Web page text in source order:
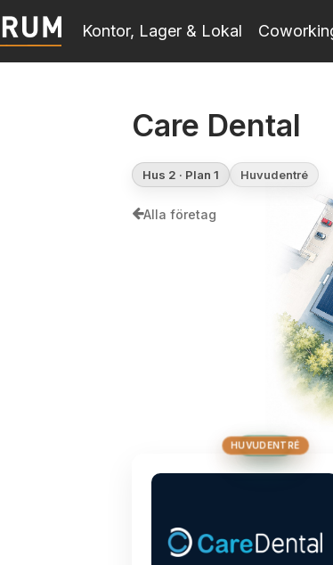
Kontor, Lager & Lokal
Care Dental
Hus 2 · Plan 1 Huvudentré
Alla företag
HUS 1
HUS 2
HUS 3
BRON
HUVUDENTRÉ